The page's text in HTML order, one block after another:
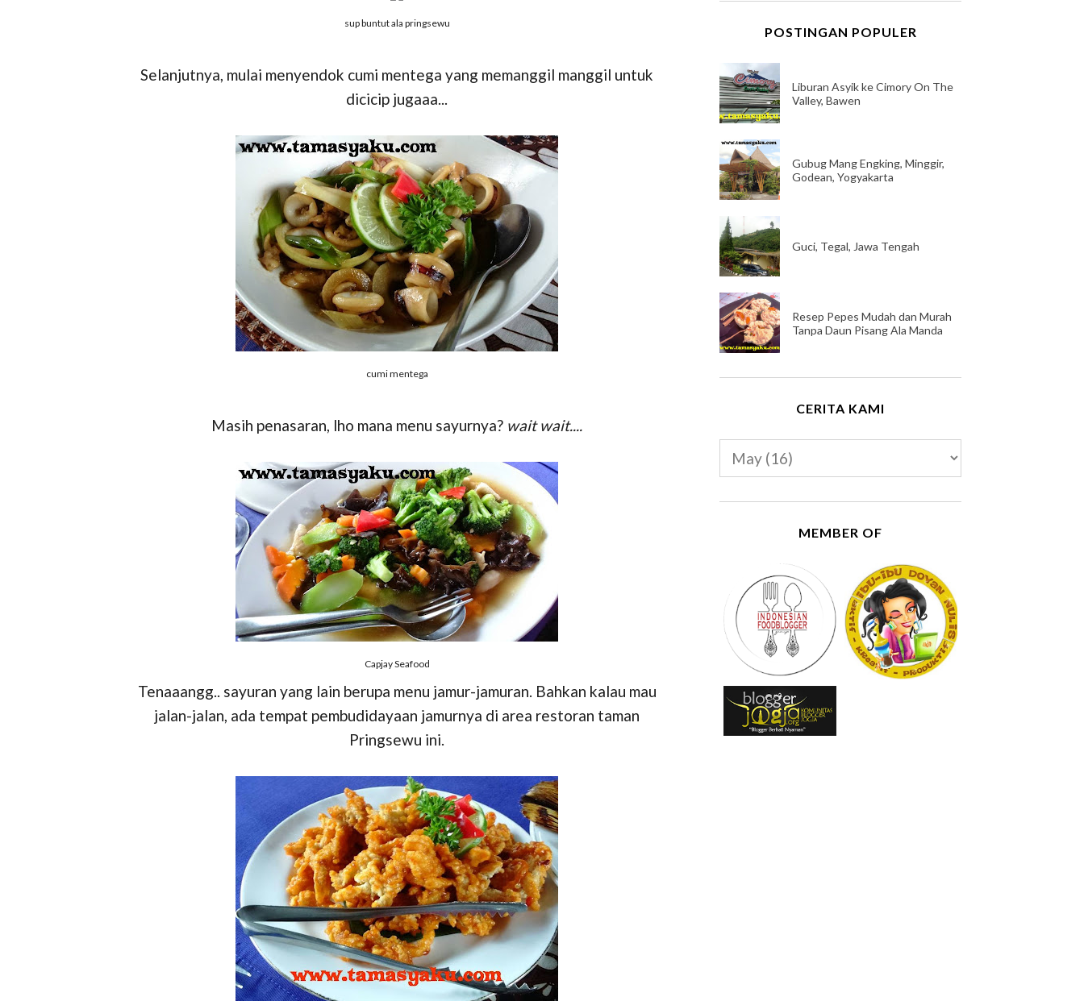
sup buntut ala pringsewu
Selanjutnya, mulai menyendok cumi mentega yang memanggil manggil untuk
dicicip jugaaa...
cumi mentega
Masih penasaran, lho mana menu sayurnya? wait wait....
Capjay Seafood
Tenaaangg.. sayuran yang lain berupa menu jamur-jamuran. Bahkan kalau mau
jalan-jalan, ada tempat pembudidayaan jamurnya di area restoran taman
Pringsewu ini.
POSTINGAN POPULER
Liburan Asyik ke Cimory On The
Valley, Bawen
Gubug Mang Engking, Minggir,
Godean, Yogyakarta
Guci, Tegal, Jawa Tengah
Resep Pepes Mudah dan Murah
Tanpa Daun Pisang Ala Manda
CERITA KAMI
MEMBER OF